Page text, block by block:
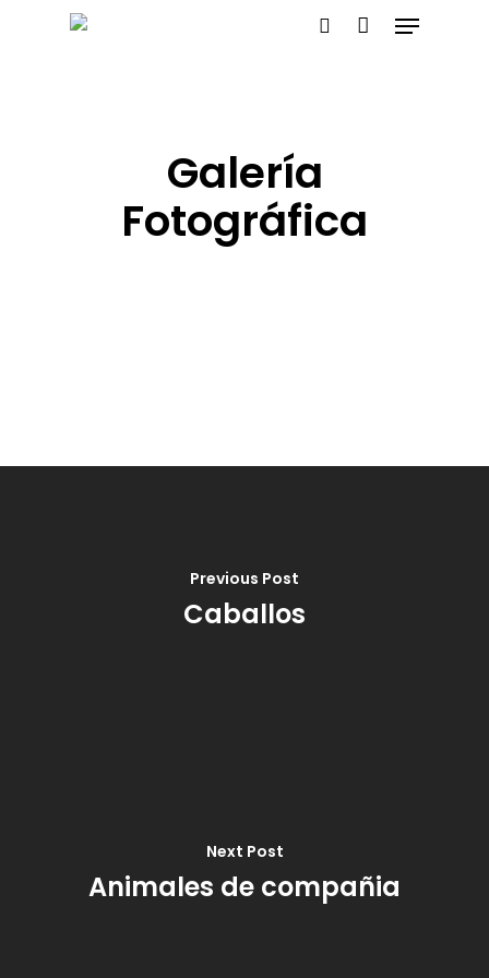
Galería
Fotográfica
Previous Post
Caballos
Next Post
Animales de compañia